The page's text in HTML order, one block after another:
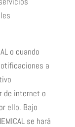
o cuando
a
de internet o
ello. Bajo
se hará